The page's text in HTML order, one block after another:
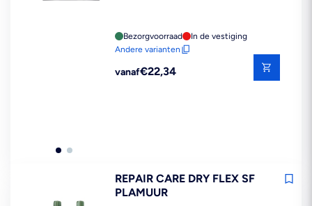
Bezorgvoorraad
In de vestiging
Andere varianten
Reguliere
vanaf€22,34
REPAIR CARE DRY FLEX SF
PLAMUUR